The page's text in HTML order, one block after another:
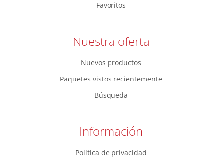
Favoritos
Nuestra oferta
Nuevos productos
Paquetes vistos recientemente
Búsqueda
Información
Política de privacidad